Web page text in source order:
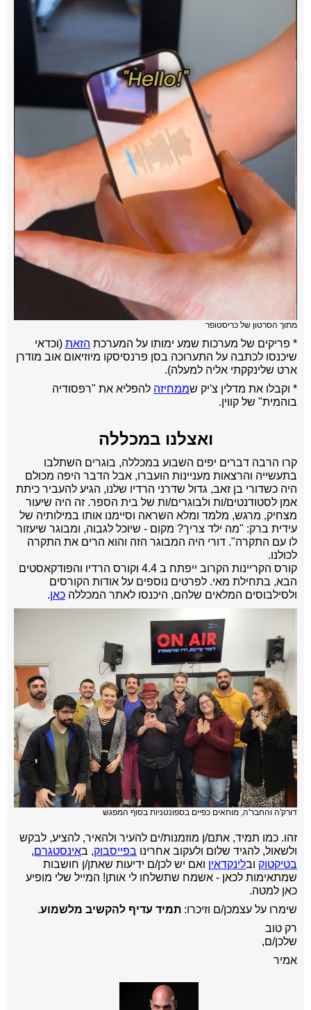
מתוך הסרטון של כריסטופר
* פריקים של מערכות שמע ימותו על המערכת הזאת (וכדאי
שיכנסו לכתבה על התערוכה בסן פרנסיסקו מיוזיאום אוב מודרן
ארט שלינקקתי אליה למעלה).
* וקבלו את מדלין צ'יק שממחיזה להפליא את "רפסודיה
בוהמית" של קווין.
ואצלנו במכללה
קרו הרבה דברים יפים השבוע במכללה, בוגרים השתלבו
בתעשייה והרצאות מעניינות הועברו, אבל הדבר היפה מכולם
היה כשדורי בן זאב, גדול שדרני הרדיו שלנו, הגיע להעביר כיתת
אמן לסטודנטים/ות ולבוגרים/ות של בית הספר. זה היה שיעור
מצחיק, מרגש, מלמד ומלא השראה וסיימנו אותו במילותיה של
עידית ברק: "מה ילד צריך? מקום - שיוכל לגבוה, ומבוגר שיעזור
לו עם התקרה". דורי היה המבוגר הזה והוא הרים את התקרה
לכולנו.
קורס הקריינות הקרוב ייפתח ב 4.4 וקורס הרדיו והפודקאסטים
הבא, בתחילת מאי. לפרטים נוספים על אודות הקורסים
ולסילבוסים המלאים שלהם, היכנסו לאתר המכללה כאן.
דורק'ה והחבר'ה, מוחאים כפיים בספונטניות בסוף המפגש
זהו. כמו תמיד, אתם/ן מוזמנות/ים להעיר ולהאיר, להציע, לבקש
ולשאול, להגיד שלום ולעקוב אחרינו בפייסבוק, באינסטגרם,
בטיקטוק ובלינקדאין ואם יש לכן/ם ידיעות שאתן/ן חושבות
שמתאימות לכאן - אשמח שתשלחו לי אותן! המייל שלי מופיע
כאן למטה.
שימרו על עצמכן/ם וזיכרו: תמיד עדיף להקשיב מלשמוע.
רק טוב
שלכן/ם,
אמיר